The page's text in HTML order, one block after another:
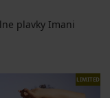
plavky Imani
LIMITED